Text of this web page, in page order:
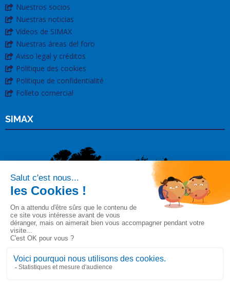
Nuestros socios
Nuestras noticias
Vídeos de SIMAX
Nuestras áreas del foro
Aviso legal y créditos
Politique des cookies
Politique de confidentialité
Folleto comercial
SIMAX